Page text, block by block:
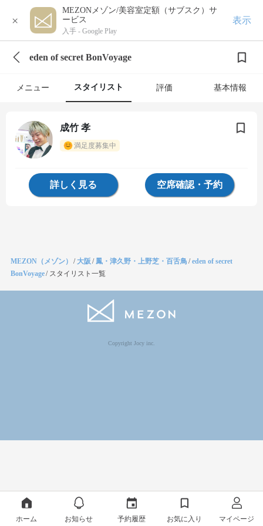
×
MEZONメゾン/美容室定額（サブスク）サ
ービス
入手 - Google Play
表示
eden of secret BonVoyage
メニュー スタイリスト 評価 基本情報
成竹 孝
満足度募集中
詳しく見る 空席確認・予約
MEZON（メゾン） /大阪 /鳳・津久野・上野芝・百舌鳥 /eden of secret
BonVoyage/ スタイリスト一覧
Copyright Jocy inc.
ホーム お知らせ 予約履歴 お気に入り マイページ